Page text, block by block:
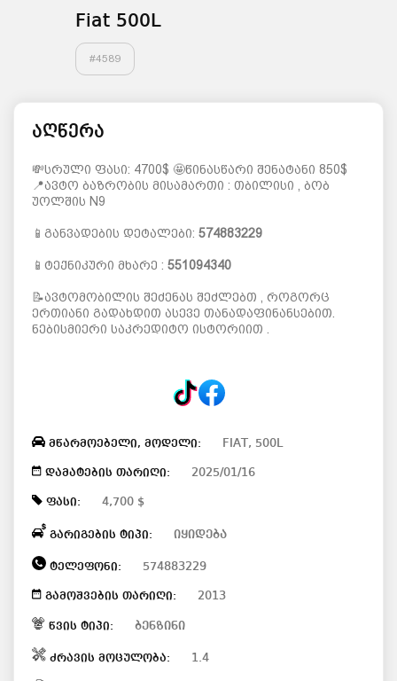
Fiat 500L
#4589
აღწერა
💸სრული ფასი: 4700$ 🤩წინასწარი შენატანი 850$
📍ავტო ბაზრობის მისამართი : თბილისი , ბობ
უოლშის N9
📱განვადების დეტალები: 574883229
📱ტექნიკური მხარე : 551094340
📝ავტომობილის შეძენას შეძლებთ , როგორც
ერთიანი გადახდით ასევე თანადაფინანსებით.
ნებისმიერი საკრედიტო ისტორიით .
მწარმოებელი, მოდელი: FIAT, 500L
დამატების თარიღი: 2025/01/16
ფასი: 4,700 $
გარიგების ტიპი: იყიდება
ტელეფონი: 574883229
გამოშვების თარიღი: 2013
წვის ტიპი: ბენზინი
ძრავის მოცულობა: 1.4